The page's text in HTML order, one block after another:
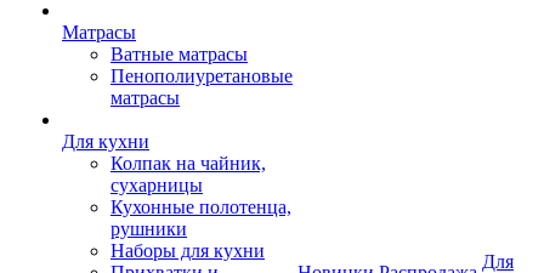
Матрасы
Ватные матрасы
Пенополиуретановые
матрасы
Для кухни
Колпак на чайник,
сухарницы
Кухонные полотенца,
рушники
Наборы для кухни
Для